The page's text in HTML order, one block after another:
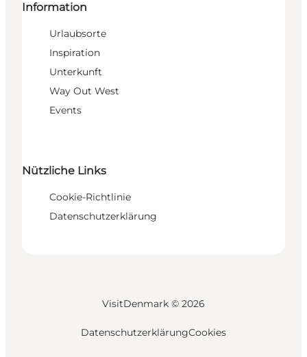
Information
Urlaubsorte
Inspiration
Unterkunft
Way Out West
Events
Nützliche Links
Cookie-Richtlinie
Datenschutzerklärung
VisitDenmark © 2026
DatenschutzerklärungCookies